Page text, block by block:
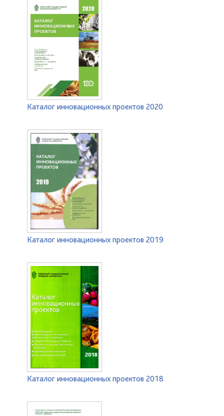
Каталог инновационных проектов 2020
Каталог инновационных проектов 2019
Каталог инновационных проектов 2018